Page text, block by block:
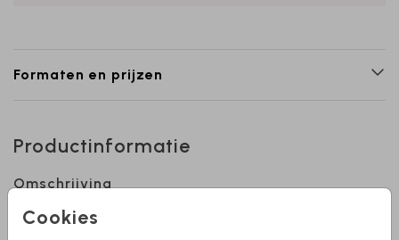
Cookies
Formaten en prijzen
Productinformatie
Omschrijving
Deze fotootjes moet je zelf nog uitknippen of
snijden. De foliekleur is naar wens aan te